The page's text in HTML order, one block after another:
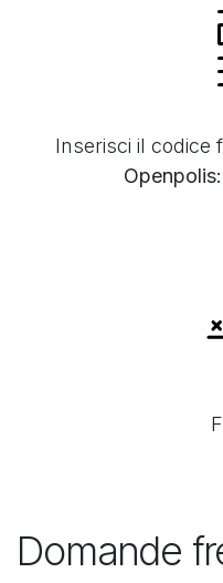
Inserisci il codice
Openpolis:
Domande